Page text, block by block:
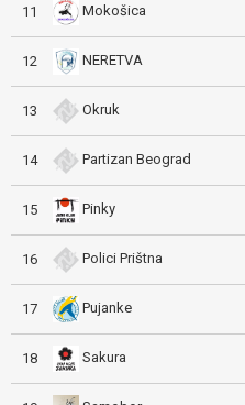
11 Mokošica
12 NERETVA
13 Okruk
14 Partizan Beograd
15 Pinky
16 Polici Prištna
17 Pujanke
18 Sakura